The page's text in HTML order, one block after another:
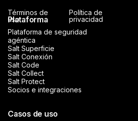
Plataforma
Plataforma de seguridad
agéntica
Salt Superficie
Salt Conexión
Salt Code
Salt Collect
Salt Protect
Socios e integraciones
Casos de uso
Términos de
uso
Política de
privacidad